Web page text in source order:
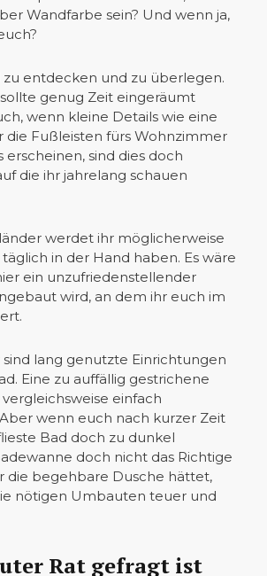
Wandfarbe sein? Und wenn ja,
zu entdecken und zu überlegen.
genug Zeit eingeräumt
wenn kleine Details wie eine
die Fußleisten fürs Wohnzimmer
sind dies doch
die ihr jahrelang schauen
werdet ihr möglicherweise
in der Hand haben. Es wäre
ein unzufriedenstellender
wird, an dem ihr euch im
lang genutzte Einrichtungen
Eine zu auffällig gestrichene
einfach
wenn euch nach kurzer Zeit
Bad doch zu dunkel
doch nicht das Richtige
die begehbare Dusche hättet,
nötigen Umbauten teuer und
Rat gefragt ist